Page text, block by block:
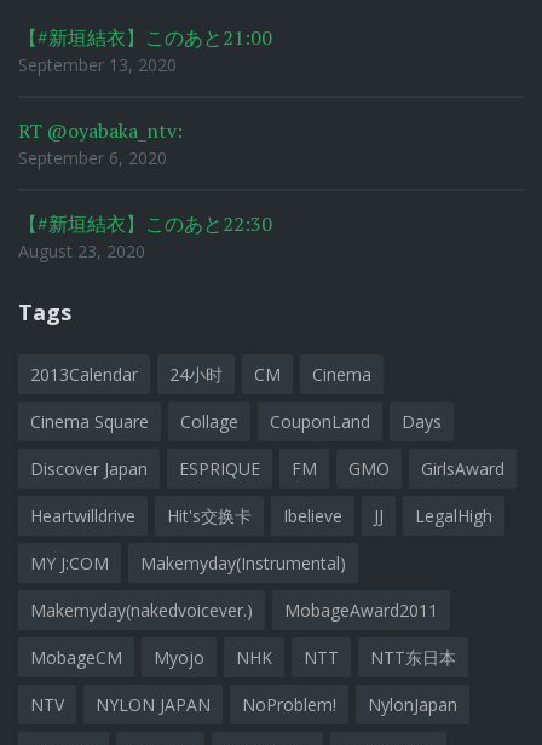
【#新垣結衣】このあと21:00
September 13, 2020
RT @oyabaka_ntv:
September 6, 2020
【#新垣結衣】このあと22:30
August 23, 2020
Tags
2013Calendar 24小时 CM Cinema
Cinema Square Collage CouponLand Days
Discover Japan ESPRIQUE FM GMO GirlsAward
Heartwilldrive Hit's交换卡 Ibelieve JJ LegalHigh
MY J:COM Makemyday(Instrumental)
Makemyday(nakedvoicever.) MobageAward2011
MobageCM Myojo NHK NTT NTT东日本
NTV NYLON JAPAN NoProblem! NylonJapan